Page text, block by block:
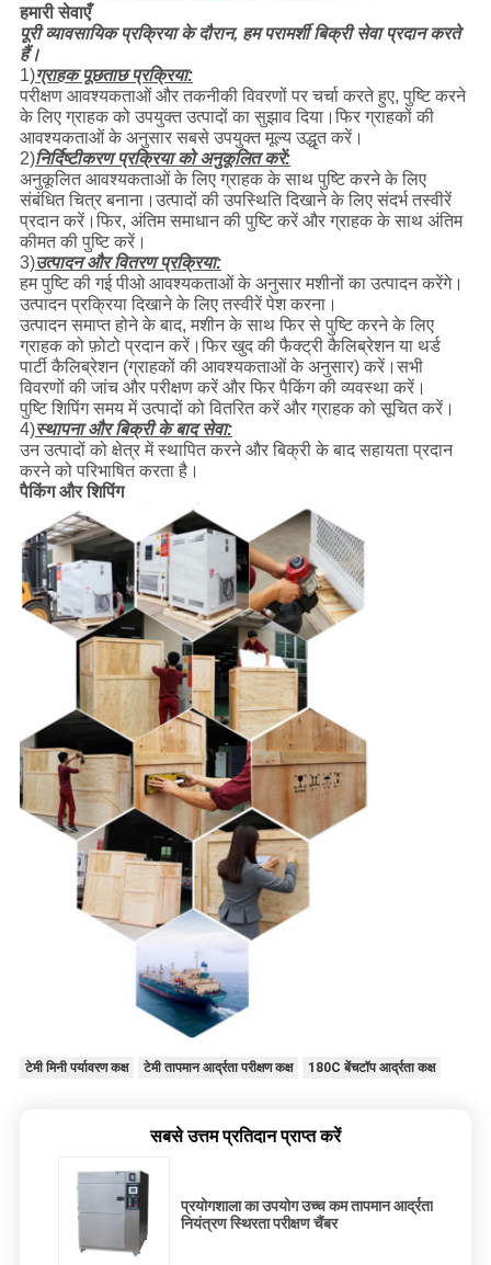
हमारी सेवाएँ
पूरी व्यावसायिक प्रक्रिया के दौरान, हम परामर्शी बिक्री सेवा प्रदान करते
हैं।
1)ग्राहक पूछताछ प्रक्रिया:
परीक्षण आवश्यकताओं और तकनीकी विवरणों पर चर्चा करते हुए, पुष्टि करने
के लिए ग्राहक को उपयुक्त उत्पादों का सुझाव दिया।फिर ग्राहकों की
आवश्यकताओं के अनुसार सबसे उपयुक्त मूल्य उद्धृत करें।
2)निर्दिष्टीकरण प्रक्रिया को अनुकूलित करें:
अनुकूलित आवश्यकताओं के लिए ग्राहक के साथ पुष्टि करने के लिए
संबंधित चित्र बनाना।उत्पादों की उपस्थिति दिखाने के लिए संदर्भ तस्वीरें
प्रदान करें।फिर, अंतिम समाधान की पुष्टि करें और ग्राहक के साथ अंतिम
कीमत की पुष्टि करें।
3)उत्पादन और वितरण प्रक्रिया:
हम पुष्टि की गई पीओ आवश्यकताओं के अनुसार मशीनों का उत्पादन करेंगे।
उत्पादन प्रक्रिया दिखाने के लिए तस्वीरें पेश करना।
उत्पादन समाप्त होने के बाद, मशीन के साथ फिर से पुष्टि करने के लिए
ग्राहक को फ़ोटो प्रदान करें।फिर खुद की फैक्ट्री कैलिब्रेशन या थर्ड
पार्टी कैलिब्रेशन (ग्राहकों की आवश्यकताओं के अनुसार) करें।सभी
विवरणों की जांच और परीक्षण करें और फिर पैकिंग की व्यवस्था करें।
पुष्टि शिपिंग समय में उत्पादों को वितरित करें और ग्राहक को सूचित करें।
4)स्थापना और बिक्री के बाद सेवा:
उन उत्पादों को क्षेत्र में स्थापित करने और बिक्री के बाद सहायता प्रदान
करने को परिभाषित करता है।
पैकिंग और शिपिंग
टेमी मिनी पर्यावरण कक्ष टेमी तापमान आर्द्रता परीक्षण कक्ष 180C बेंचटॉप आर्द्रता कक्ष
सबसे उत्तम प्रतिदान प्राप्त करें
प्रयोगशाला का उपयोग उच्च कम तापमान आर्द्रता
नियंत्रण स्थिरता परीक्षण चैंबर